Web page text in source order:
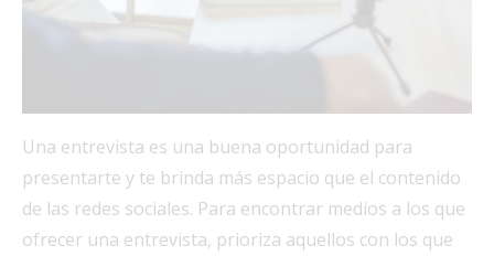
Una entrevista es una buena oportunidad para
presentarte y te brinda más espacio que el contenido
de las redes sociales. Para encontrar medios a los que
ofrecer una entrevista, prioriza aquellos con los que